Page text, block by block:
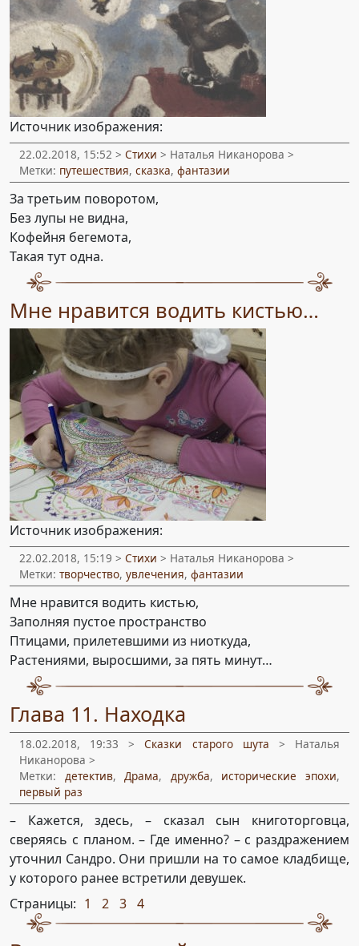
Источник изображения:
22.02.2018, 15:52 > Стихи > Наталья Никанорова >
Метки: путешествия, сказка, фантазии
За третьим поворотом,
Без лупы не видна,
Кофейня бегемота,
Такая тут одна.
Мне нравится водить кистью…
Источник изображения:
22.02.2018, 15:19 > Стихи > Наталья Никанорова >
Метки: творчество, увлечения, фантазии
Мне нравится водить кистью,
Заполняя пустое пространство
Птицами, прилетевшими из ниоткуда,
Растениями, выросшими, за пять минут…
Глава 11. Находка
18.02.2018, 19:33 >Сказки старого шута > Наталья
Никанорова >
Метки: детектив,Драма, дружба, исторические эпохи,
первый раз
– Кажется, здесь, – сказал сын книготорговца,
сверяясь с планом. – Где именно? – с раздражением
уточнил Сандро. Они пришли на то самое кладбище,
у которого ранее встретили девушек.
Страницы: 1 2 3 4